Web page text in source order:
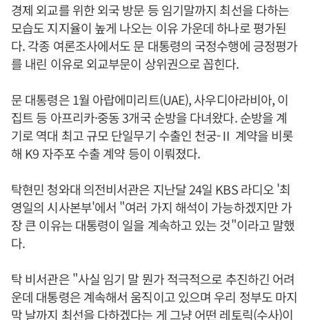
경제 외교를 위한 외국 방문 등 임기말까지 최선을 다하는
모습도 지지율이 높게 나오는 이유 가운데 하나로 평가된
다. 각종 여론조사에서도 문 대통령의 국정수행에 긍정평가
를 내린 이유로 외교부문이 상위권으로 꼽힌다.
문 대통령은 1월 아랍에미리트(UAE), 사우디아라비아, 이
집트 등 아프리카·중동 3개국 순방을 다녀왔다. 순방을 계
기로 역대 최고 규모 단일무기 수출인 천궁-Ⅱ 계약을 비롯
해 K9 자주포 수출 계약 등이 이뤄졌다.
탁현민 청와대 의전비서관은 지난달 24일 KBS 라디오 '최
영일의 시사본부'에서 "여러 가지 해석이 가능하겠지만 가
장 큰 이유는 대통령이 일을 계속하고 있는 것"이라고 말했
다.
탁 비서관은 "사실 임기 말 뭔가 적극적으로 추진하긴 어려
운데 대통령은 계속해서 움직이고 있으며 우리 정부도 마지
막 날까지 최선을 다하겠다는 게 그냥 어떤 레토릭(수사)이